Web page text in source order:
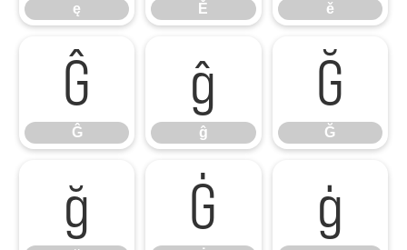
ę Ě ě
Ĝ
Ĝ
ĝ
ĝ
Ğ
Ğ
ğ Ġ ġ